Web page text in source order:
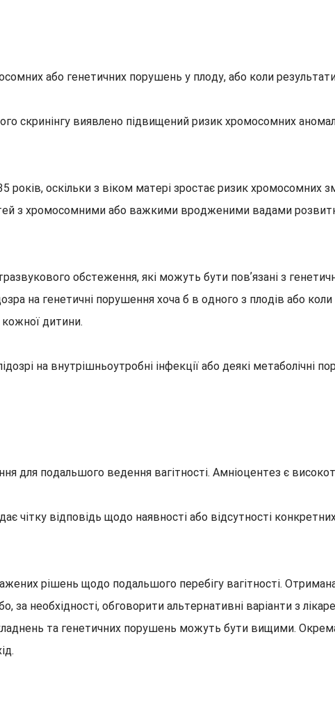
або генетичних порушень у плоду, або коли
скринінгу виявлено підвищений ризик хромосомних
оскільки з віком матері зростає ризик хромосомних
з хромосомними або важкими вродженими вадами
обстеження, які можуть бути повʼязані з
на генетичні порушення хоча б в одного з плодів або коли
дитини.
на внутрішньоутробні інфекції або деякі метаболічні
для подальшого ведення вагітності. Амніоцентез є
чітку відповідь щодо наявності або відсутності
рішень щодо подальшого перебігу вагітності.
необхідності, обговорити альтернативні варіанти з
та генетичних порушень можуть бути вищими.